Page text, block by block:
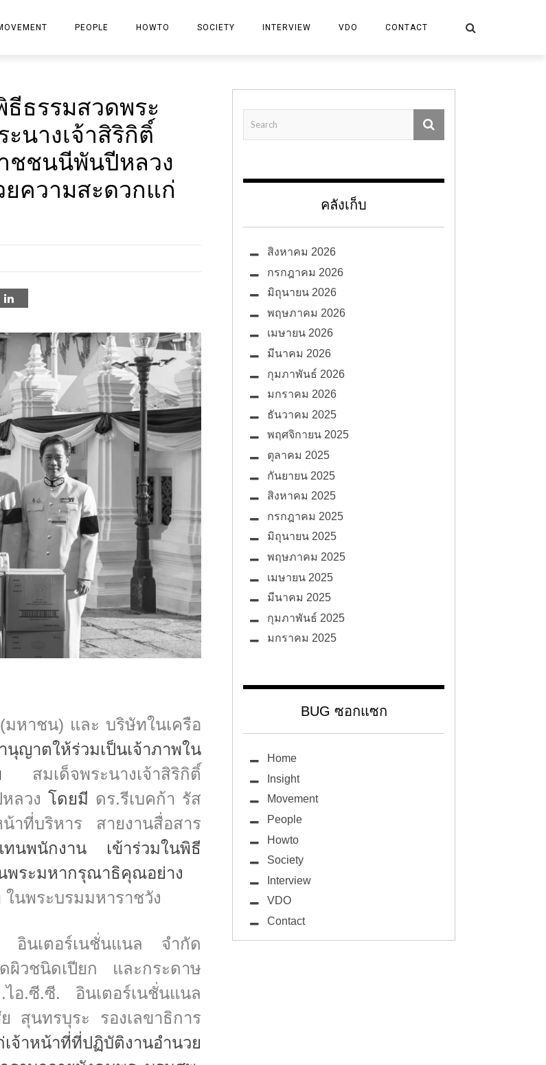
STOCK
PEOPLE HOWTO SOCIETY INTERVIEW VDO CONTACT
ธีธรรมสวดพระ
นางเจ้าสิริกิติ์
ชชนนีพันปีหลวง
ความสะดวกแก่
หาชน) และ บริษัทในเครือ
ญาตให้ร่วมเป็นเจ้าภาพใน
พ สมเด็จพระนางเจ้าสิริกิติ์
ลวง โดยมี ดร.รีเบคก้า รัส
าที่บริหาร สายงานสื่อสาร
นพนักงาน เข้าร่วมในพิธี
พระมหากรุณาธิคุณอย่าง
นพระบรมมหาราชวัง
นเตอร์เนชั่นแนล จำกัด
ผิวชนิดเปียก และกระดาษ
ไอ.ซี.ซี. อินเตอร์เนชั่นแนล
สุนทรบุระ รองเลขาธิการ
จ้าหน้าที่ที่ปฏิบัติงานอำนวย
คลังเก็บ
สิงหาคม 2026
กรกฎาคม 2026
มิถุนายน 2026
พฤษภาคม 2026
เมษายน 2026
มีนาคม 2026
กุมภาพันธ์ 2026
มกราคม 2026
ธันวาคม 2025
พฤศจิกายน 2025
ตุลาคม 2025
กันยายน 2025
สิงหาคม 2025
กรกฎาคม 2025
มิถุนายน 2025
พฤษภาคม 2025
เมษายน 2025
มีนาคม 2025
กุมภาพันธ์ 2025
มกราคม 2025
BUG ซอกแซก
Home
Insight
Movement
People
Howto
Society
Interview
VDO
Contact